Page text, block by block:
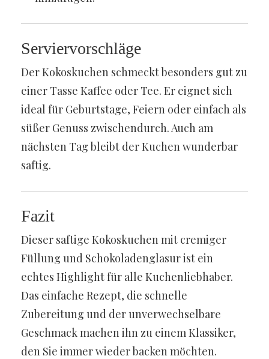
Serviervorschläge
Der Kokoskuchen schmeckt besonders gut zu
einer Tasse Kaffee oder Tee. Er eignet sich
ideal für Geburtstage, Feiern oder einfach als
süßer Genuss zwischendurch. Auch am
nächsten Tag bleibt der Kuchen wunderbar
saftig.
Fazit
Dieser saftige Kokoskuchen mit cremiger
Füllung und Schokoladenglasur ist ein
echtes Highlight für alle Kuchenliebhaber.
Das einfache Rezept, die schnelle
Zubereitung und der unverwechselbare
Geschmack machen ihn zu einem Klassiker,
den Sie immer wieder backen möchten.